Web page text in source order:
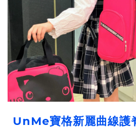
UnMe寶格新麗曲線護